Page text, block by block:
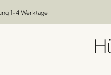
1-4 Werktage